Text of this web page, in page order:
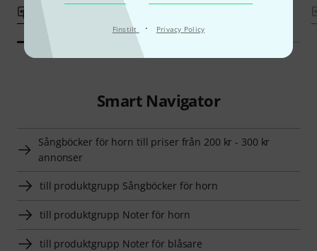
Finstilt · Privacy Policy
Smart Navigator
Sångböcker för horn till priser från 200 kr - 300 kr
annonser
till produktgrupp Sångböcker för horn
till produktgrupp Noter för horn
till produktgrupp Noter för blåsare